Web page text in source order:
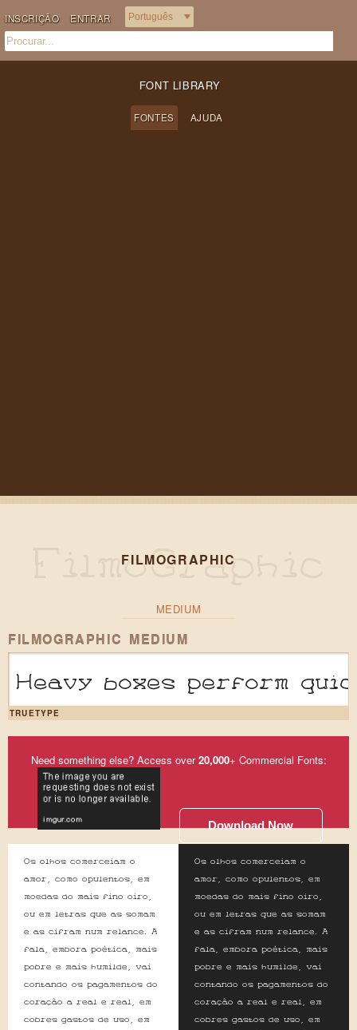
INSCRIÇÃO ENTRAR
FONT LIBRARY
FONTES AJUDA
FILMOGRAPHIC
MEDIUM
FILMOGRAPHIC MEDIUM
Heavy boxes perform
TRUETYPE
Need something else? Access over20,000+ Commercial Fonts:
Download Now
Os olhos comerceiam o
amor, como opulentos, em
moedas do mais fino oiro,
ou em letras que as somam
e as cifram num relance. A
fala, embora poética, mais
pobre e mais humilde, vai
contando os pagamentos do
coração a real e real, em
cobres gastos de uso, em
Os olhos comerceiam o
amor, como opulentos, em
moedas do mais fino oiro,
ou em letras que as somam
e as cifram num relance. A
fala, embora poética, mais
pobre e mais humilde, vai
contando os pagamentos do
coração a real e real, em
cobres gastos de uso, em